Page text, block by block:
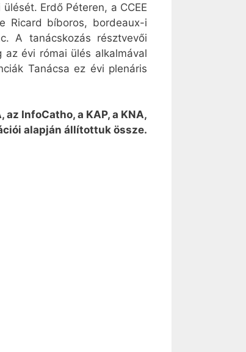
Erdő Péteren, a CCEE
Ricard bíboros, bordeaux-i
A tanácskozás résztvevői
évi római ülés alkalmával
Tanácsa ez évi plenáris
InfoCatho, a KAP, a KNA,
alapján állítottuk össze.